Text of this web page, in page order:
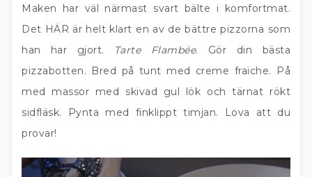
Maken har väl närmast svart bälte i komfortmat.
Det HÄR är helt klart en av de bättre pizzorna som
han har gjort.
Tarte Flambée. Gör din bästa
pizzabotten. Bred på tunt med creme fraiche. På
med massor med skivad gul lök och tärnat rökt
sidfläsk. Pynta med finklippt timjan. Lova att du
provar!